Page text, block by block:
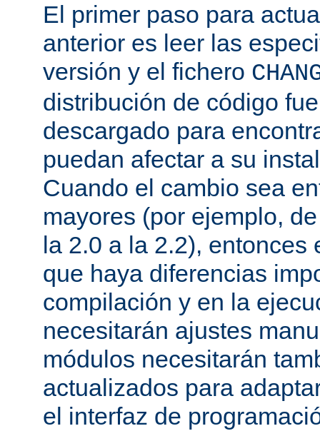
El primer paso para
anterior es leer las
versión y el fichero
distribución de código
descargado para
puedan afectar a su
Cuando el cambio sea
mayores (por ejemplo,
la 2.0 a la 2.2), entonces
que haya diferencias
compilación y en la
necesitarán ajustes
módulos necesitarán
actualizados para
el interfaz de